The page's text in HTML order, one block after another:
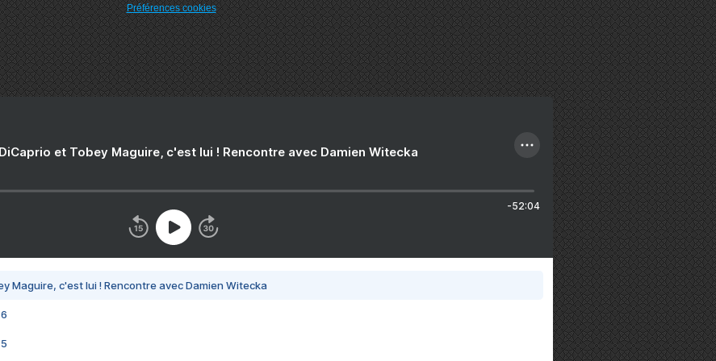
Préférences cookies
et Tobey Maguire, c'est lui ! Rencontre avec Damien Witecka
-52:04
Maguire, c'est lui ! Rencontre avec Damien Witecka